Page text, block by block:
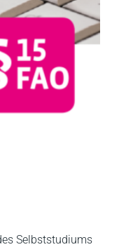
Selbststudiums